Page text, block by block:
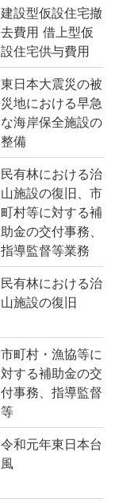
建設型仮設住宅撤
去費用 借上型仮
設住宅供与費用
東日本大震災の被
災地における早急
な海岸保全施設の
整備
民有林における治
山施設の復旧、市
町村等に対する補
助金の交付事務、
指導監督等業務
民有林における治
山施設の復旧
市町村・漁協等に
対する補助金の交
付事務、指導監督
等
令和元年東日本台
風